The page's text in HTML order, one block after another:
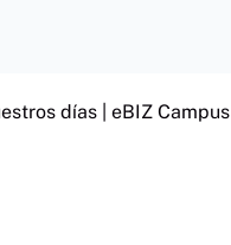
días | eBIZ Campus